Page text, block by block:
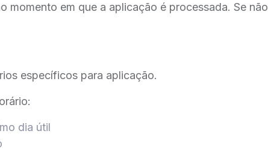
momento em que a aplicação é processada. Se não
específicos para aplicação.
dia útil